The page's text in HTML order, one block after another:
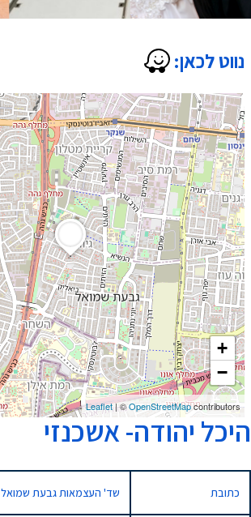
נווט לכאן:
+
−
Leaflet| ©OpenStreetMapcontributors
היכל יהודה- אשכנזי
כתובת שד' העצמאות גבעת שמואל